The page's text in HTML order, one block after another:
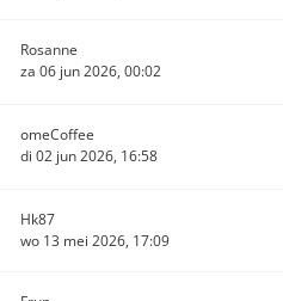
Rosanne
za 06 jun 2026, 00:02
omeCoffee
di 02 jun 2026, 16:58
Hk87
wo 13 mei 2026, 17:09